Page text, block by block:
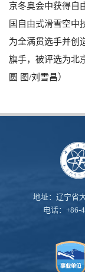
京冬奥会中获得自
国自由式滑雪空中
为全满贯选手并创
旗手，被评选为北
圆 图/刘雪昌）
地址：辽宁省
电话：+86-